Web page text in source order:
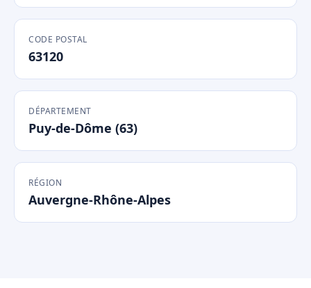
CODE POSTAL
63120
DÉPARTEMENT
Puy-de-Dôme (63)
RÉGION
Auvergne-Rhône-Alpes